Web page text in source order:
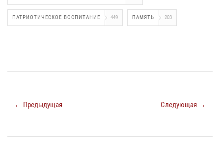
ПАТРИОТИЧЕСКОЕ ВОСПИТАНИЕ 449 ПАМЯТЬ 203
← Предыдущая Следующая →